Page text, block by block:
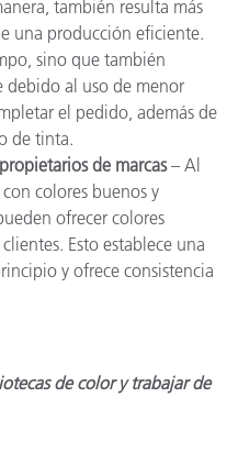
también resulta más
una producción eficiente.
sino que también
debido al uso de menor
el pedido, además de
de tinta.
de marcas– Al
colores buenos y
ofrecer colores
Esto establece una
y ofrece consistencia
de color y trabajar de